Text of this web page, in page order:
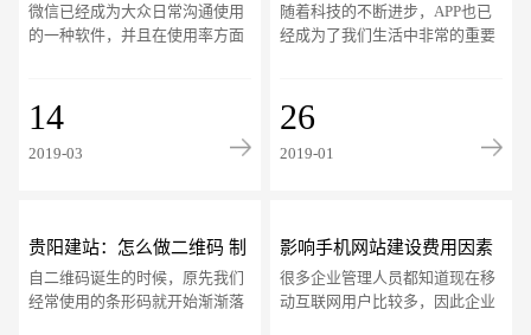
更多便利
微信已经成为大众日常沟通使用
的一种软件，并且在使用率方面
用微信，在电脑
14
2019-03
窍门
随着科技的不断进步，APP也已
经成为了我们生活中非常的重要
及社交、游戏等
26
2019-01
贵阳建站：怎么做二维码 制
作方法分享
自二维码诞生的时候，原先我们
经常使用的条形码就开始渐渐落
影响手机网站建设费用因素
都有哪些
很多企业管理人员都知道现在移
动互联网用户比较多，因此企业